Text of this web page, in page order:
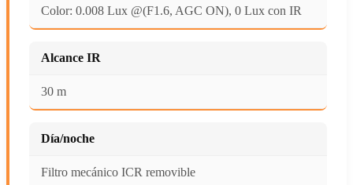
Color: 0.008 Lux @(F1.6, AGC ON), 0 Lux con IR
Alcance IR
30 m
Día/noche
Filtro mecánico ICR removible